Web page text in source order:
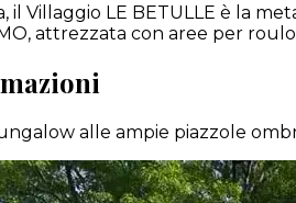
il Villaggio LE BETULLE è la
attrezzata con aree per
alle ampie piazzole